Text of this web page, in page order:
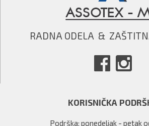
RADNA ODELA  &
KORISNIČKA
Podrška: ponedeljak - petak